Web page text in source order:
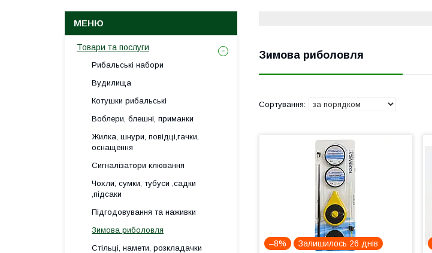
Зимова риболовля
–8% Залишилось 26 днів
Товари та послуги
Рибальські набори
Вудилища
Котушки рибальські
Воблери, блешні, приманки
Жилка, шнури, повідці,гачки,
оснащення
Сигналізатори клювання
Чохли, сумки, тубуси ,садки
,підсаки
Підгодовування та наживки
Зимова риболовля
Стільці, намети, розкладачки